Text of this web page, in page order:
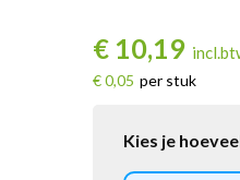
€ 10,19
€ 0,05 per stuk
Kies je